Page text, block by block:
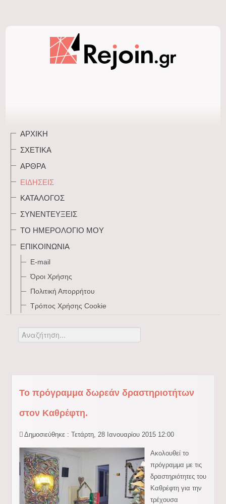
ΑΡΧΙΚΉ
ΣΧΕΤΙΚΆ
ΆΡΘΡΑ
ΕΙΔΉΣΕΙΣ
ΚΑΤΆΛΟΓΟΣ
ΣΥΝΕΝΤΕΎΞΕΙΣ
ΤΟ ΗΜΕΡΟΛΌΓΙΌ ΜΟΥ
ΕΠΙΚΟΙΝΩΝΊΑ
E-mail
Όροι Χρήσης
Πολιτική Απορρήτου
Τρόπος Xρήσης Cookie
Αναζήτηση...
Το πρόγραμμα δωρεάν δραστηριοτήτων
στον Καθρέφτη.
Δημοσιεύθηκε : Τετάρτη, 28 Ιανουαρίου 2015 12:00
Ακολουθεί το
πρόγραμμα με τις
δραστηριότητες του
Καθρέφτη για την
τρέχουσα